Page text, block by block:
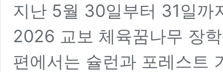
지난 5월 30일부터 31일까
2026 교보 체육꿈나무 장
편에서는 슐런과 포레스트